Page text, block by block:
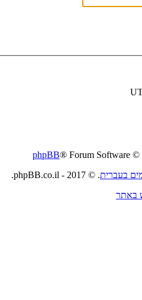
phpBB® Forum Software ©
. © 2017 - phpBB.co.il.
באתר